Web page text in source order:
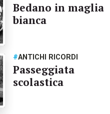
Bedano in maglia
bianca
#ANTICHI RICORDI
Passeggiata
scolastica